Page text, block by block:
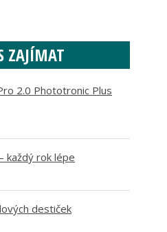
ZAJÍMAT
2.0 Phototronic Plus
každý rok lépe
destiček